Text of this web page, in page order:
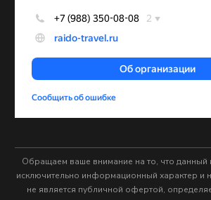
Обращаем ваше внимание на то, что данный
исключительно информационный характер и
не является публичной офертой,